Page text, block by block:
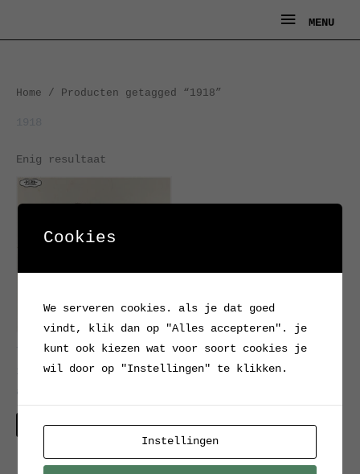
MENU
MENU
Home / Producten getagged “1918”
Enig resultaat
Tramp Art kistje uit
1918 met twee
Verkocht
Cookies
We serveren cookies. als je dat goed
vindt, klik dan op "Alles accepteren". je
kunt ook kiezen wat voor soort cookies je
wil door op "Instellingen" te klikken.
Instellingen